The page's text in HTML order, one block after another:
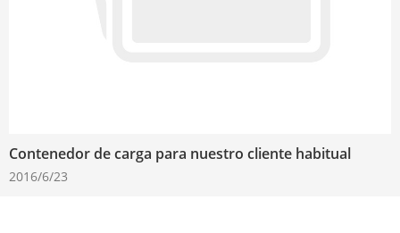
Contenedor de carga para nuestro cliente habitual
2016/6/23